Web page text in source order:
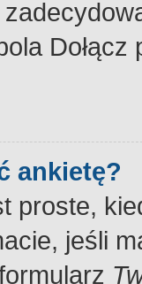
ankietę?
proste,
jeśli